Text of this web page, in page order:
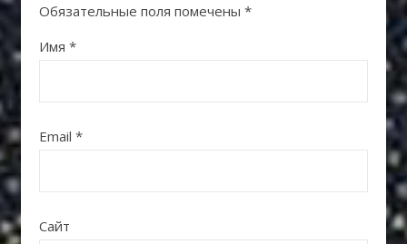
Обязательные поля помечены *
Имя *
Email *
Сайт